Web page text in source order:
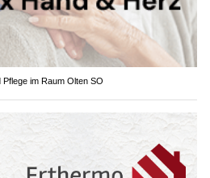
im Raum Olten SO